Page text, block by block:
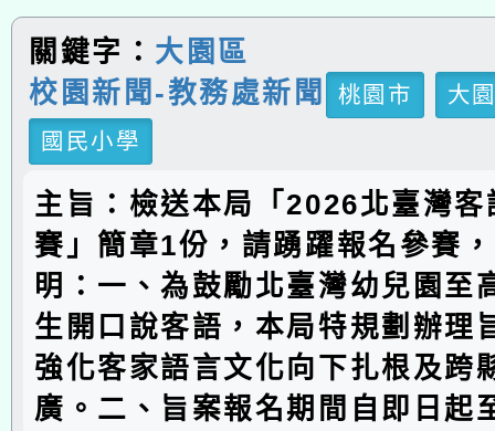
關鍵字： 大園區
校園新聞-教務處新聞
桃園市
大
國民小學
主旨：檢送本局「2026北臺灣客
賽」簡章1份，請踴躍報名參賽
明：一、為鼓勵北臺灣幼兒園至
生開口說客語，本局特規劃辦理
強化客家語言文化向下扎根及跨
廣。二、旨案報名期間自即日起